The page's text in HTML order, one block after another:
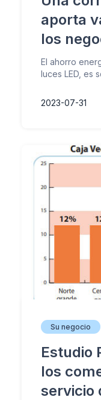
aporta
los
El ahorro
luces LED, es
2023-07-31
Su negocio
Estudio
los
servicio